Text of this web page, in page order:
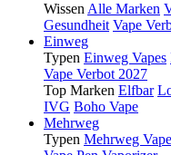
Wissen Alle Marken
Gesundheit Vape
Einweg
Typen Einweg Vapes
Vape Verbot 2027
Top Marken Elfbar
IVG Boho Vape
Mehrweg
Typen Mehrweg